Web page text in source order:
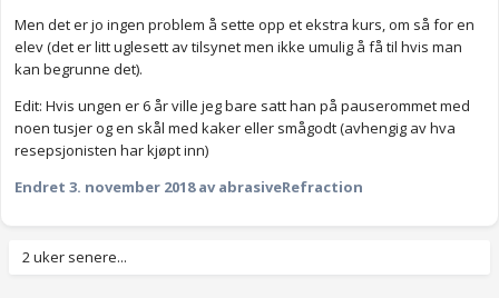
Men det er jo ingen problem å sette opp et ekstra kurs, om så for en
elev (det er litt uglesett av tilsynet men ikke umulig å få til hvis man
kan begrunne det).
Edit: Hvis ungen er 6 år ville jeg bare satt han på pauserommet med
noen tusjer og en skål med kaker eller smågodt (avhengig av hva
resepsjonisten har kjøpt inn)
Endret 3. november 2018av abrasiveRefraction
2 uker senere...